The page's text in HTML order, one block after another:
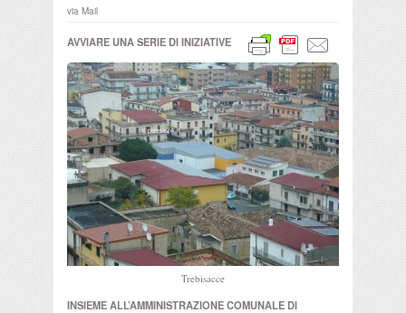
via Mail
Trebisacce
AVVIARE UNA SERIE DI INIZIATIVE
INSIEME ALL’AMMINISTRAZIONE COMUNALE DI